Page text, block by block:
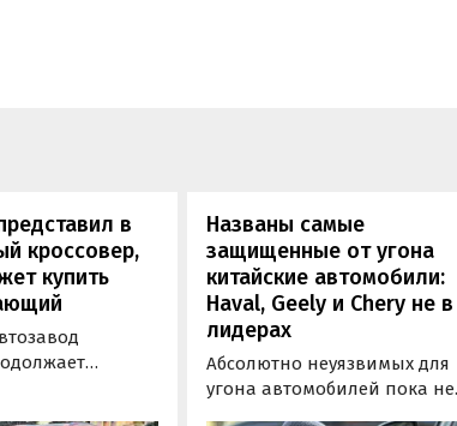
в
кроссовер,
купить
Названы самые
защищенные от угона
китайские автомобили:
Haval, Geely и Chery не в
лидерах
Абсолютно неуязвимых для
угона автомобилей пока не